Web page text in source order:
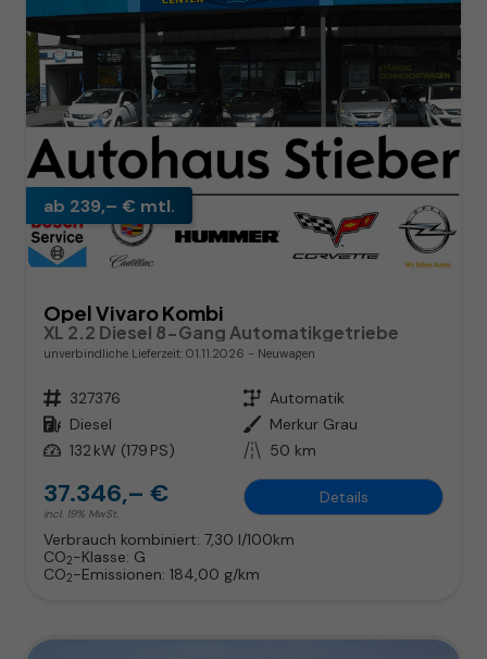
ab 239,– € mtl.
Opel Vivaro Kombi
XL 2.2 Diesel 8-Gang Automatikgetriebe
unverbindliche Lieferzeit: 01.11.2026 Neuwagen
Fahrzeugnr. 327376 Getriebe Automatik
Kraftstoff Diesel Außenfarbe Merkur Grau
Leistung 132 kW (179 PS) Kilometerstand 50 km
37.346,– €
incl. 19% MwSt.
Details
Verbrauch kombiniert: 7,30 l/100km
CO2-Klasse: G
CO2-Emissionen: 184,00 g/km